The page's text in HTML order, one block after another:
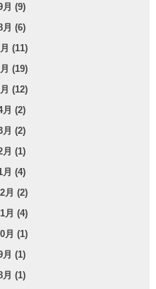
月 (9)
月 (6)
(11)
(19)
(12)
月 (2)
月 (2)
月 (1)
月 (4)
月 (2)
月 (4)
月 (1)
月 (1)
月 (1)